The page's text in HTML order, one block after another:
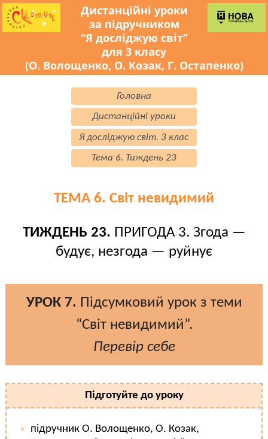
Дистанційні уроки
за підручником
“Я досліджую світ”
для 3 класу
(О. Волощенко, О. Козак, Г. Остапенко)
Головна
Дистанційні уроки
Я досліджую світ. 3 клас
Тема 6. Тиждень 23
ТЕМА 6. Світ невидимий
ТИЖДЕНЬ 23. ПРИГОДА 3. Згода —
будує, незгода — руйнує
УРОК 7. Підсумковий урок з теми
“Світ невидимий”.
Перевір себе
Підготуйте до уроку
підручник О. Волощенко, О. Козак,